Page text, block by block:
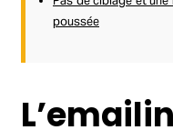
poussée